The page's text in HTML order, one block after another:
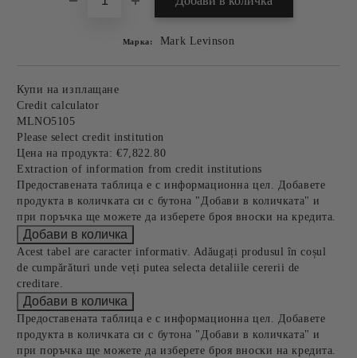
Марка: Mark Levinson
Купи на изплащане
Credit calculator
MLNO5105
Please select credit institution
Цена на продукта: €7,822.80
Extraction of information from credit institutions
Предоставената таблица е с информационна цел. Добавете
продукта в количката си с бутона "Добави в количката" и
при поръчка ще можете да изберете броя вноски на кредита.
Acest tabel are caracter informativ. Adăugați produsul în coșul
de cumpărături unde veți putea selecta detaliile cererii de
creditare.
Предоставената таблица е с информационна цел. Добавете
продукта в количката си с бутона "Добави в количката" и
при поръчка ще можете да изберете броя вноски на кредита.